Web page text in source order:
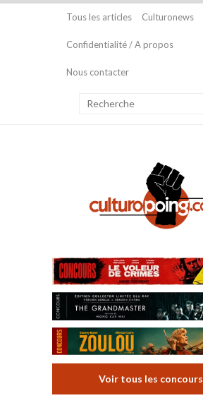
Tous les articles Culturonews
Confidentialité / A propos
Nous contacter
Voir tous les concours